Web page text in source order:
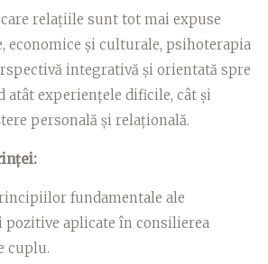
relațiile sunt tot mai expuse
economice și culturale, psihoterapia
integrativă și orientată spre
atât experiențele dificile, cât și
personală și relațională.
fundamentale ale
pozitive aplicate în consilierea
cuplu.